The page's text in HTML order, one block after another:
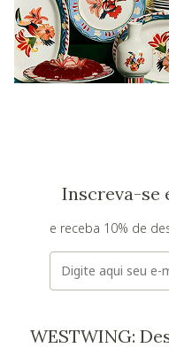
Inscreva-se
e receba 10% de
E-mail
WESTWING: